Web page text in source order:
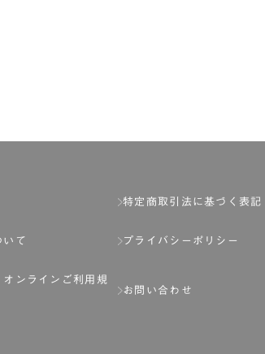
いて
オンラインご利用規
特定商取引法に基づく表記
プライバシーポリシー
お問い合わせ